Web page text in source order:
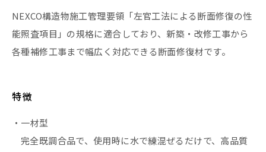
NEXCO構造物施工管理要領「左官工法による断面修復の性
能照査項目」の規格に適合しており、新築・改修工事から
各種補修工事まで幅広く対応できる断面修復材です。
特徴
・一材型
完全既調合品で、使用時に水で練混ぜるだけで、高品質